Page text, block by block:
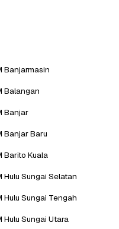
Banjarmasin
Balangan
Banjar
Banjar Baru
Barito Kuala
Hulu Sungai Selatan
Hulu Sungai Tengah
Hulu Sungai Utara